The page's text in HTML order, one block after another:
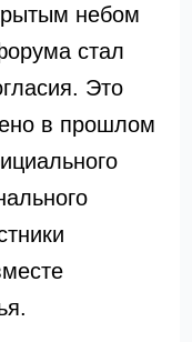
небом
стал
Это
в прошлом